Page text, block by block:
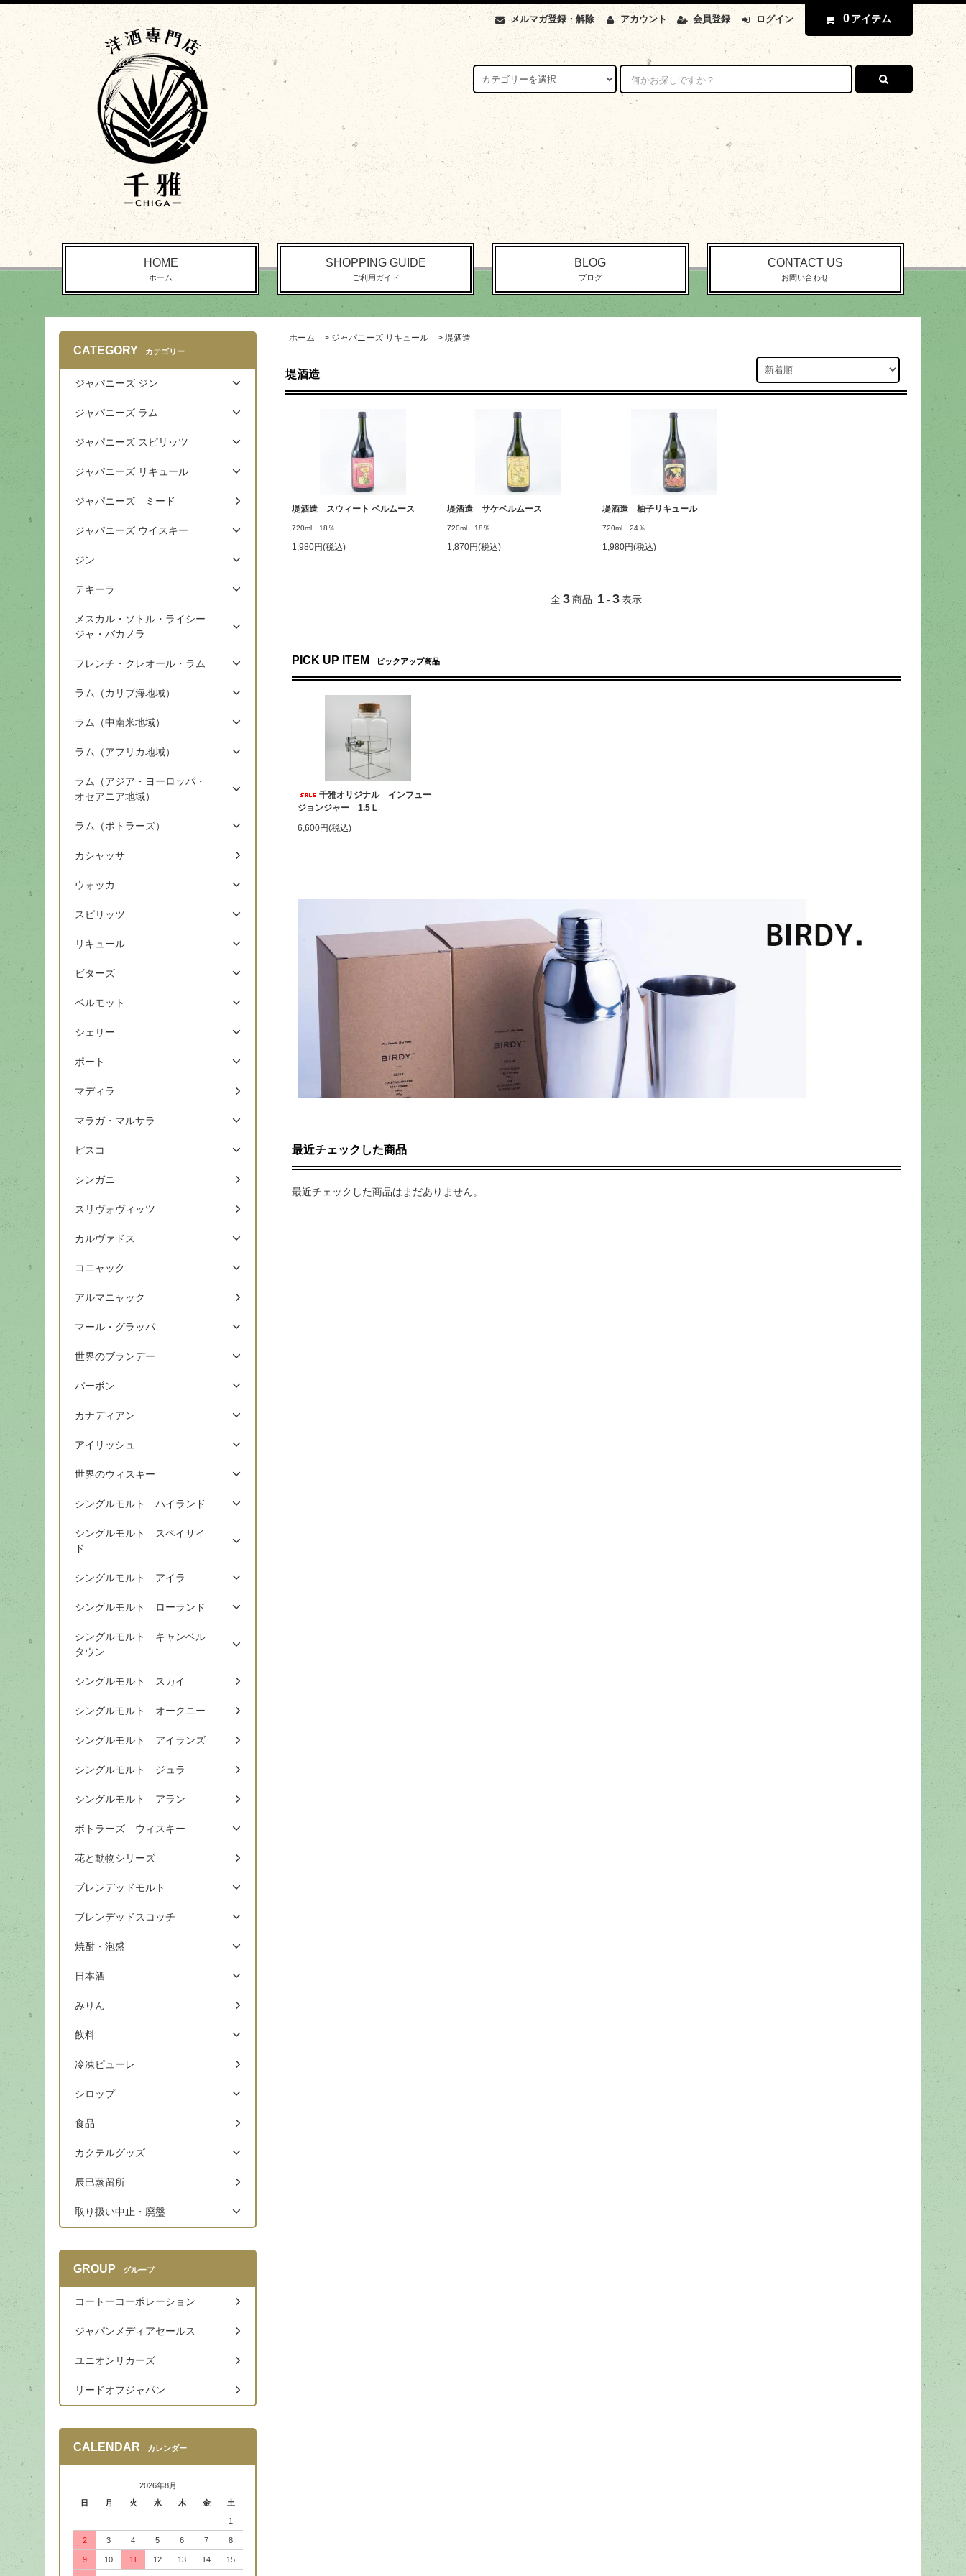
メルマガ登録・解除 アカウント 会員登録 ログイン 0 アイテム
HOME
ホーム
SHOPPING GUIDE
ご利用ガイド
BLOG
ブログ
CONTACT US
お問い合わせ
ホーム > ジャパニーズ リキュール > 堤酒造
堤酒造
堤酒造 スウィート ベルムース
720ml 18％
1,980円(税込)
堤酒造 サケベルムース
720ml 18％
1,870円(税込)
堤酒造 柚子リキュール
720ml 24％
1,980円(税込)
全3商品 1- 3表示
PICK UP ITEM ピックアップ商品
千雅オリジナル インフュー
ジョンジャー 1.5Ｌ
6,600円(税込)
最近チェックした商品
最近チェックした商品はまだありません。
CATEGORY カテゴリー
ジャパニーズ ジン
ジャパニーズ ラム
ジャパニーズ スピリッツ
ジャパニーズ リキュール
ジャパニーズ ミード
ジャパニーズ ウイスキー
ジン
テキーラ
メスカル・ソトル・ライシー
ジャ・バカノラ
フレンチ・クレオール・ラム
ラム（カリブ海地域）
ラム（中南米地域）
ラム（アフリカ地域）
ラム（アジア・ヨーロッパ・
オセアニア地域）
ラム（ボトラーズ）
カシャッサ
ウォッカ
スピリッツ
リキュール
ビターズ
ベルモット
シェリー
ポート
マディラ
マラガ・マルサラ
ピスコ
シンガニ
スリヴォヴィッツ
カルヴァドス
コニャック
アルマニャック
マール・グラッパ
世界のブランデー
バーボン
カナディアン
アイリッシュ
世界のウィスキー
シングルモルト ハイランド
シングルモルト スペイサイ
ド
シングルモルト アイラ
シングルモルト ローランド
シングルモルト キャンベル
タウン
シングルモルト スカイ
シングルモルト オークニー
シングルモルト アイランズ
シングルモルト ジュラ
シングルモルト アラン
ボトラーズ ウィスキー
花と動物シリーズ
ブレンデッドモルト
ブレンデッドスコッチ
焼酎・泡盛
日本酒
みりん
飲料
冷凍ピューレ
シロップ
食品
カクテルグッズ
辰巳蒸留所
取り扱い中止・廃盤
GROUP グループ
コートーコーポレーション
ジャパンメディアセールス
ユニオンリカーズ
リードオフジャパン
CALENDAR カレンダー
2026年8月
日
月 火 水 木 金 土
1
2 3 4 5 6 7 8
9 10 11 12 13 14 15